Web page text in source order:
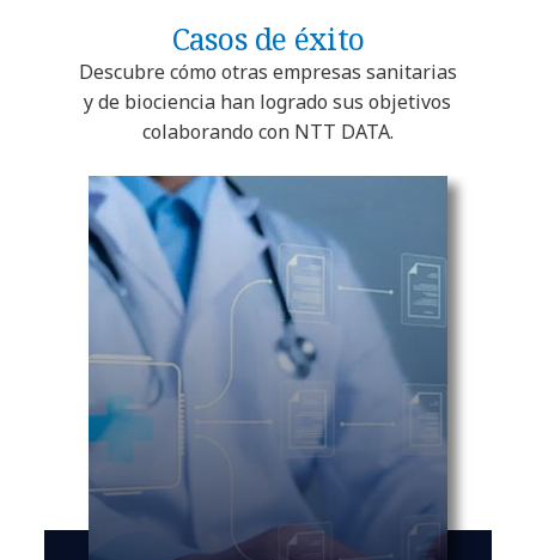
Casos de éxito
Descubre cómo otras empresas sanitarias
y de biociencia han logrado sus objetivos
colaborando con NTT DATA.